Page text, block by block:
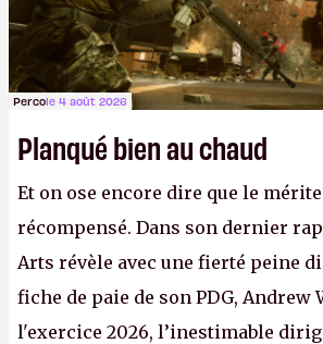
Percole 4 août 2026
Planqué bien au chaud
Et on ose encore dire que le
récompensé. Dans son dernier
Arts révèle avec une fierté peine
fiche de paie de son PDG, Andrew
l'exercice 2026, l’inestimable